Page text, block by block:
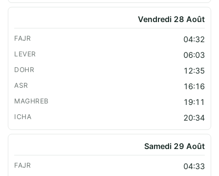
Vendredi 28 Août
04:32
06:03
12:35
16:16
19:11
20:34
Samedi 29 Août
04:33